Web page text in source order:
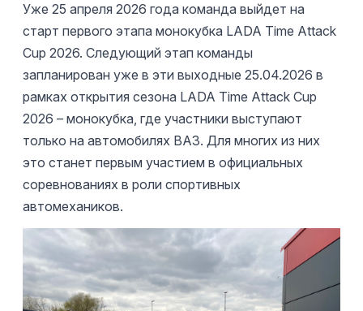
Уже 25 апреля 2026 года команда выйдет на
старт первого этапа монокубка LADA Time Attack
Cup 2026. Следующий этап команды
запланирован уже в эти выходные 25.04.2026 в
рамках открытия сезона LADA Time Attack Cup
2026 – монокубка, где участники выступают
только на автомобилях ВАЗ. Для многих из них
это станет первым участием в официальных
соревнованиях в роли спортивных
автомехаников.